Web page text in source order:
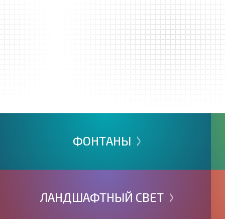
ФОНТАНЫ >
ЛАНДШАФТНЫЙ СВЕТ >